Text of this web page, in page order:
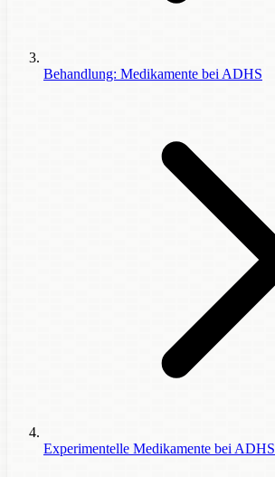
Behandlung: Medikamente bei ADHS
Experimentelle Medikamente bei ADHS